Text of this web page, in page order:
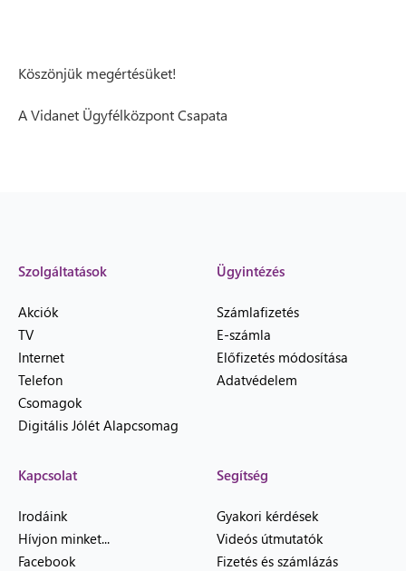
Köszönjük megértésüket!
A Vidanet Ügyfélközpont Csapata
Szolgáltatások
Akciók
TV
Internet
Telefon
Csomagok
Digitális Jólét Alapcsomag
Ügyintézés
Számlafizetés
E-számla
Előfizetés módosítása
Adatvédelem
Kapcsolat
Irodáink
Hívjon minket...
Facebook
Segítség
Gyakori kérdések
Videós útmutatók
Fizetés és számlázás